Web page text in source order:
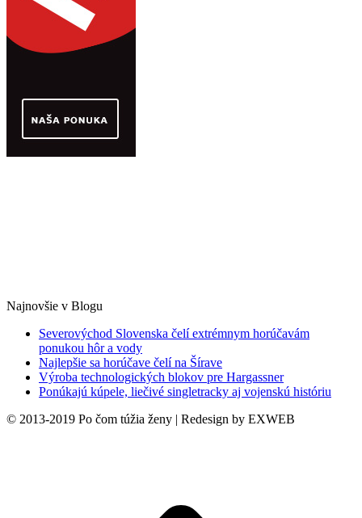
Najnovšie v Blogu
Severovýchod Slovenska čelí extrémnym horúčavám
ponukou hôr a vody
Najlepšie sa horúčave čelí na Šírave
Výroba technologických blokov pre Hargassner
Ponúkajú kúpele, liečivé singletracky aj vojenskú históriu
© 2013-2019 Po čom túžia ženy | Redesign by EXWEB